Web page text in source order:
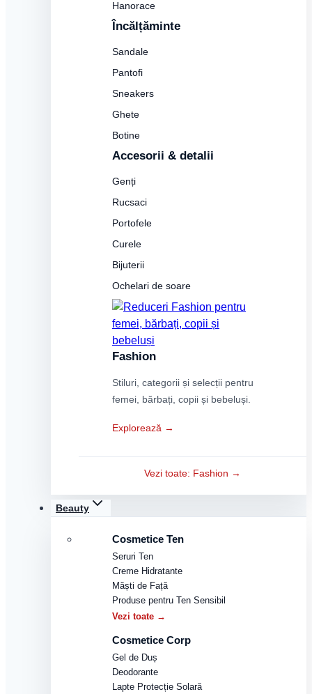
Hanorace
Încălțăminte
Sandale
Pantofi
Sneakers
Ghete
Botine
Accesorii & detalii
Genți
Rucsaci
Portofele
Curele
Bijuterii
Ochelari de soare
Fashion
Stiluri, categorii și selecții pentru
femei, bărbați, copii și bebeluși.
Explorează →
Vezi toate: Fashion →
Beauty
Cosmetice Ten
Seruri Ten
Creme Hidratante
Măști de Față
Produse pentru Ten Sensibil
Vezi toate →
Cosmetice Corp
Gel de Duș
Deodorante
Lapte Protecție Solară